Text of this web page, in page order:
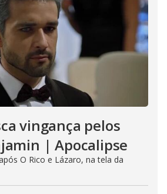
vingança pelos
| Apocalipse
O Rico e Lázaro, na tela da